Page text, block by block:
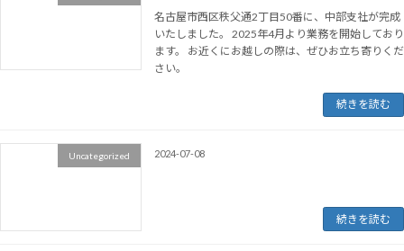
名古屋市西区秩父通2丁目50番に、中部支社が完成
いたしました。 2025年4月より業務を開始しており
ます。 お近くにお越しの際は、ぜひお立ち寄りくだ
さい。
続きを読む
Uncategorized 2024-07-08
続きを読む